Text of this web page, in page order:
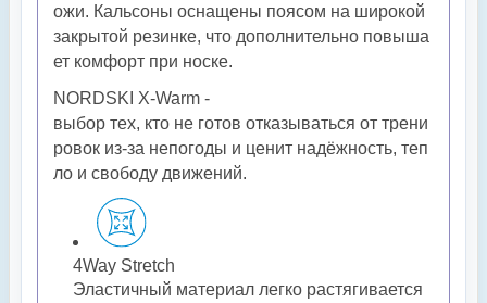
ожи. Кальсоны оснащены поясом на широкой
закрытой резинке, что дополнительно повыша
ет комфорт при носке.
NORDSKI X‑Warm -
выбор тех, кто не готов отказываться от трени
ровок из‑за непогоды и ценит надёжность, теп
ло и свободу движений.
4Way Stretch
Эластичный материал легко растягивается